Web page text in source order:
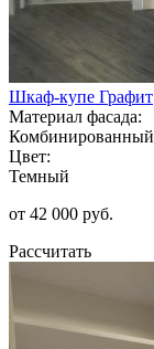
Шкаф-купе Графит
Материал фасада:
Комбинированный
Цвет:
Темный
от 42 000 руб.
Рассчитать